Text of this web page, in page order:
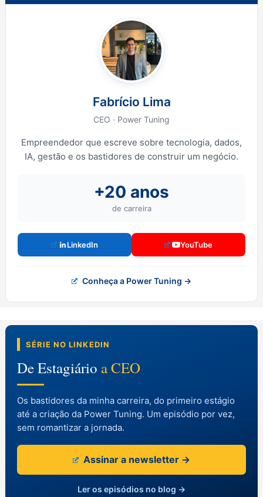
Fabrício Lima
CEO · Power Tuning
Empreendedor que escreve sobre tecnologia, dados,
IA, gestão e os bastidores de construir um negócio.
+20 anos
de carreira
LinkedIn YouTube
Conheça a Power Tuning →
SÉRIE NO LINKEDIN
De Estagiário a CEO
Os bastidores da minha carreira, do primeiro estágio
até a criação da Power Tuning. Um episódio por vez,
sem romantizar a jornada.
Assinar a newsletter →
Ler os episódios no blog →